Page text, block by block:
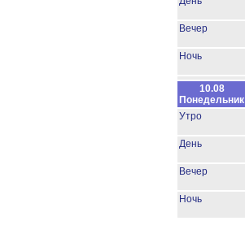
Вечер
Ночь
10.08
Понедельник
Утро
День
Вечер
Ночь